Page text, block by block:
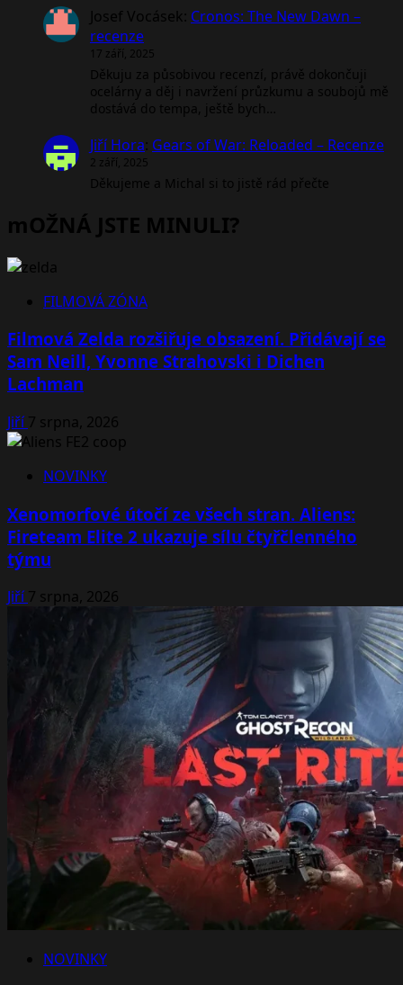
Josef Vocásek: Cronos: The New Dawn –
recenze
17 září, 2025
Děkuju za působivou recenzí, právě dokončuji
ocelárny a děj i navržení průzkumu a soubojů mě
dostává do tempa, ještě bych…
Jiří Hora: Gears of War: Reloaded – Recenze
2 září, 2025
Děkujeme a Michal si to jistě rád přečte
mOŽNÁ JSTE MINULI?
FILMOVÁ ZÓNA
Filmová Zelda rozšiřuje obsazení. Přidávají se
Sam Neill, Yvonne Strahovski i Dichen
Lachman
Jiří7 srpna, 2026
NOVINKY
Xenomorfové útočí ze všech stran. Aliens:
Fireteam Elite 2 ukazuje sílu čtyřčlenného
týmu
Jiří7 srpna, 2026
NOVINKY